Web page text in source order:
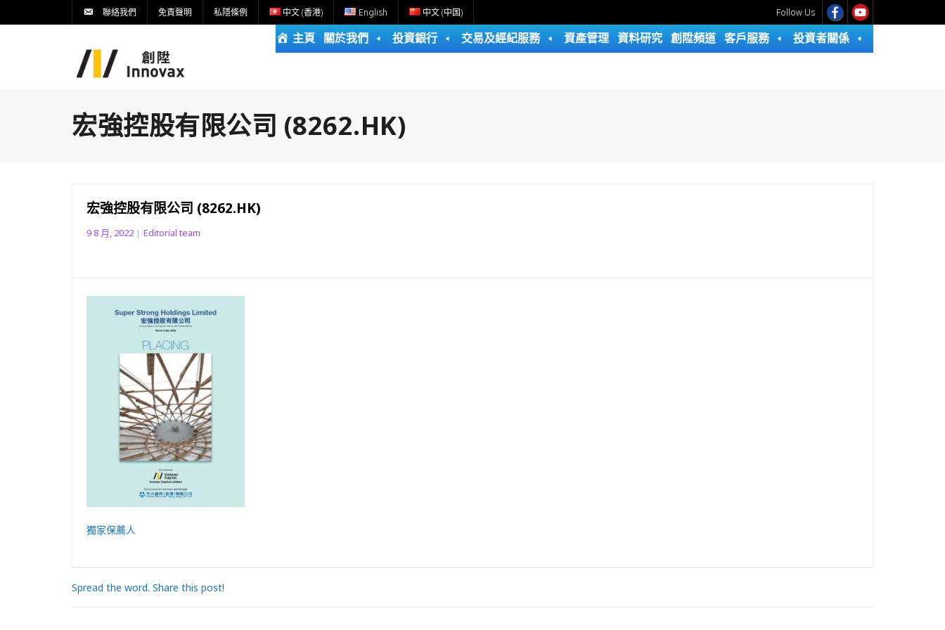
聯絡我們 免責聲明 私隱條例 中文 (香港) English 中文 (中国) Follow Us
主頁 關於我們 投資銀行 交易及經紀服務 資產管理 資料研究 創陞頻道 客戶服務 投資者關係
宏強控股有限公司 (8262.HK)
宏強控股有限公司 (8262.HK)
9 8 月, 2022 Editorial team
獨家保薦人
Spread the word. Share this post!